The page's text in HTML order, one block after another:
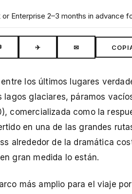
Enterprise 2–3 months in advance
✈ ✉
los últimos lugares
glaciares, páramos
comercializada como la
en una de las grandes
alrededor de la dramática
gran medida lo están.
más amplio para el viaje